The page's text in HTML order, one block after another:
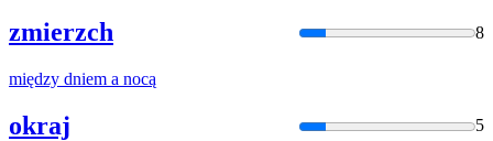
zmierzch 8
między dniem a nocą
okraj 5